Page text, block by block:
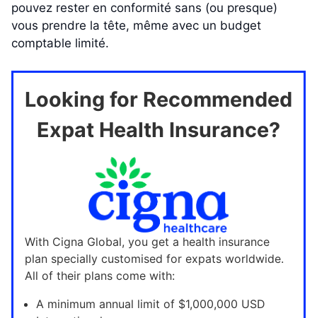
pouvez rester en conformité sans (ou presque)
vous prendre la tête, même avec un budget
comptable limité.
Looking for Recommended
Expat Health Insurance?
With Cigna Global, you get a health insurance
plan specially customised for expats worldwide.
All of their plans come with:
A minimum annual limit of $1,000,000 USD